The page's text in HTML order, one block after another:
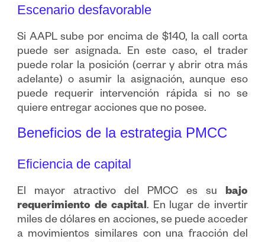
Escenario desfavorable
Si AAPL sube por encima de $140, la call corta
puede ser asignada. En este caso, el trader
puede rolar la posición (cerrar y abrir otra más
adelante) o asumir la asignación, aunque eso
puede requerir intervención rápida si no se
quiere entregar acciones que no posee.
Beneficios de la estrategia PMCC
Eficiencia de capital
El mayor atractivo del PMCC es su bajo
requerimiento de capital. En lugar de invertir
miles de dólares en acciones, se puede acceder
a movimientos similares con una fracción del